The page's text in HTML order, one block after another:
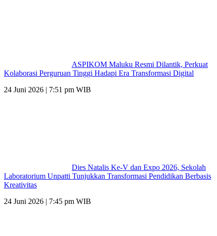
ASPIKOM Maluku Resmi Dilantik, Perkuat
Kolaborasi Perguruan Tinggi Hadapi Era Transformasi Digital
24 Juni 2026 | 7:51 pm WIB
Dies Natalis Ke-V dan Expo 2026, Sekolah
Laboratorium Unpatti Tunjukkan Transformasi Pendidikan Berbasis
Kreativitas
24 Juni 2026 | 7:45 pm WIB